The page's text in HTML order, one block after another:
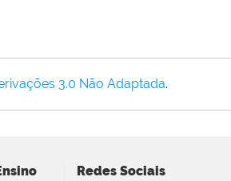
3.0 Não Adaptada.
Redes Sociais